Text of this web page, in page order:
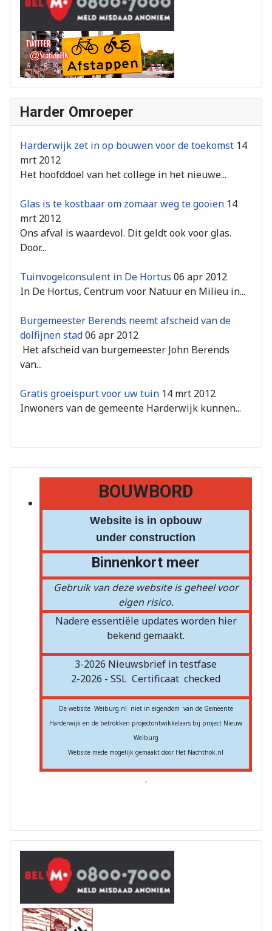
BOUWBORD
Website is in opbouw
under construction
Binnenkort meer
Gebruik van deze website is geheel voor
eigen risico.
Nadere essentiële updates worden hier
bekend gemaakt.
3-2026 Nieuwsbrief in testfase
2-2026 - SSL Certificaat checked
De website Weiburg.nl niet in eigendom van de Gemeente
Harderwijk en de betrokken projectontwikkelaars bij project Nieuw
Weiburg
Website mede mogelijk gemaakt door Het Nachthok.nl
.
Harder Omroeper
Harderwijk zet in op bouwen voor de toekomst 14
mrt 2012
Het hoofddoel van het college in het nieuwe...
Glas is te kostbaar om zomaar weg te gooien 14
mrt 2012
Ons afval is waardevol. Dit geldt ook voor glas.
Door...
Tuinvogelconsulent in De Hortus 06 apr 2012
In De Hortus, Centrum voor Natuur en Milieu in...
Burgemeester Berends neemt afscheid van de
dolfijnen stad06 apr 2012
Het afscheid van burgemeester John Berends
van...
Gratis groeispurt voor uw tuin 14 mrt 2012
Inwoners van de gemeente Harderwijk kunnen...